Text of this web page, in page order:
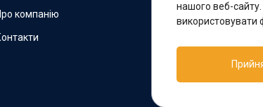
компанію
нашого веб-
використовувати